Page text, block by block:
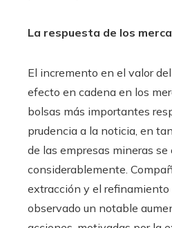
La respuesta de los
El incremento en el valor
efecto en cadena en los
bolsas más importantes
prudencia a la noticia, en
de las empresas mineras se
considerablemente.
extracción y el
observado un notable